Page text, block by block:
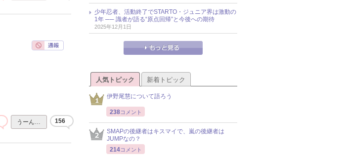
うーん… 156
少年忍者、活動終了でSTARTO・ジュニア界は激動の
1年 ── 識者が語る“原点回帰”と今後への期待
2025年12月1日
人気トピック 新着トピック
伊野尾慧について語ろう
238コメント
SMAPの後継者はキスマイで、嵐の後継者は
JUMPなの？
214コメント